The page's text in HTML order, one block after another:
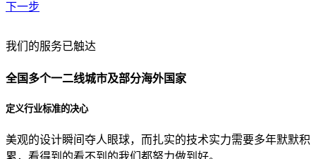
下一步
贵公司预算范围是？
贵公司的团队规模是？
目前主要的营销渠道是？
我们的服务已触达
全国多个一二线城市及部分海外国家
定义行业标准的决心
美观的设计瞬间夺人眼球，而扎实的技术实力需要多年默默积
累，看得到的看不到的我们都努力做到好。